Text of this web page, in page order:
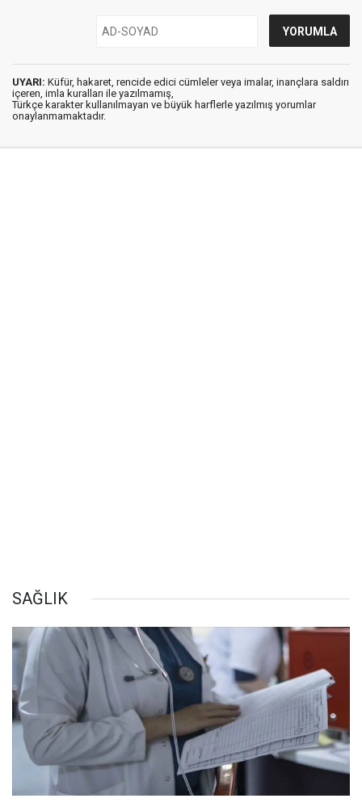
UYARI: Küfür, hakaret, rencide edici cümleler veya imalar, inançlara saldırı
içeren, imla kuralları ile yazılmamış,
Türkçe karakter kullanılmayan ve büyük harflerle yazılmış yorumlar
onaylanmamaktadır.
SAĞLIK